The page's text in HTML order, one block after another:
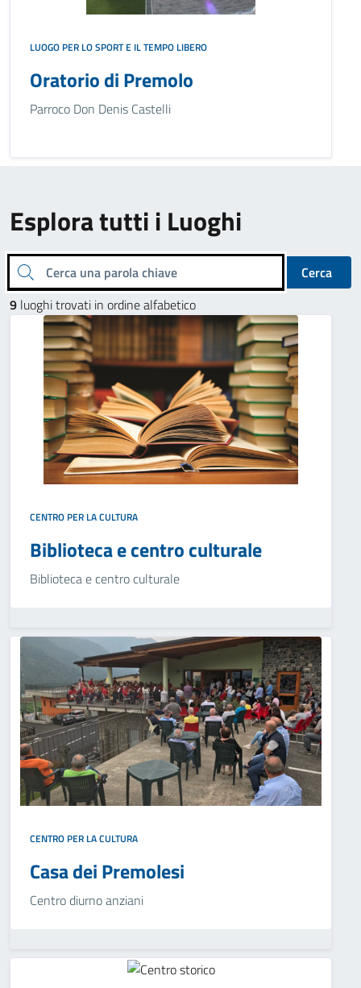
LUOGO PER LO SPORT E IL TEMPO LIBERO
Oratorio di Premolo
Parroco Don Denis Castelli
Esplora tutti i Luoghi
Cerca una parola chiave
Cerca
9 luoghi trovati in ordine alfabetico
CENTRO PER LA CULTURA
Biblioteca e centro culturale
Biblioteca e centro culturale
CENTRO PER LA CULTURA
Casa dei Premolesi
Centro diurno anziani